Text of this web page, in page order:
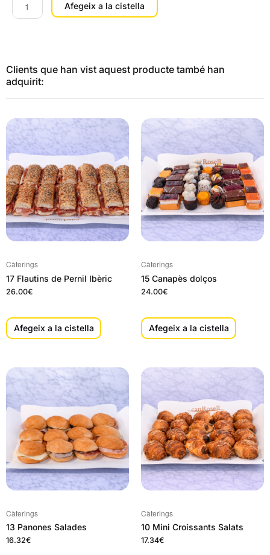
de
Afegeix a la cistella
Clients que han vist aquest producte també han
adquirit:
Càterings
17 Flautins de Pernil Ibèric
26.00€
Afegeix a la cistella
Càterings
15 Canapès dolços
24.00€
Afegeix a la cistella
Càterings
13 Panones Salades
16.32€
Càterings
10 Mini Croissants Salats
17.34€